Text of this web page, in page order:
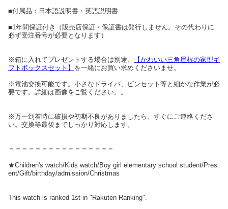
■付属品：日本語説明書・英語説明書
■1年間保証付き（販売店保証・保証書は発行しません。その代わりに
必ず受注番号が必要となります）
※箱に入れてプレゼントする場合は別途、
【かわいい三角屋根の家型ギ
フトボックスセット】 を一緒にお買い求めくださいませ。
※電池交換可能です。小さなドライバ、ピンセット等と細かな作業が必
要です。詳細は画像をご覧ください。。
※万一到着時に破損や初期不良がありましたら、すぐにご連絡くださ
い。交換等最後までしっかり対応します。
＝＝＝＝＝＝＝＝＝＝＝＝＝＝＝＝
★Children's watch/Kids watch/Boy girl elementary school student/Pres
ent/Gift/birthday/admission/Christmas
This watch is ranked 1st in "Rakuten Ranking".